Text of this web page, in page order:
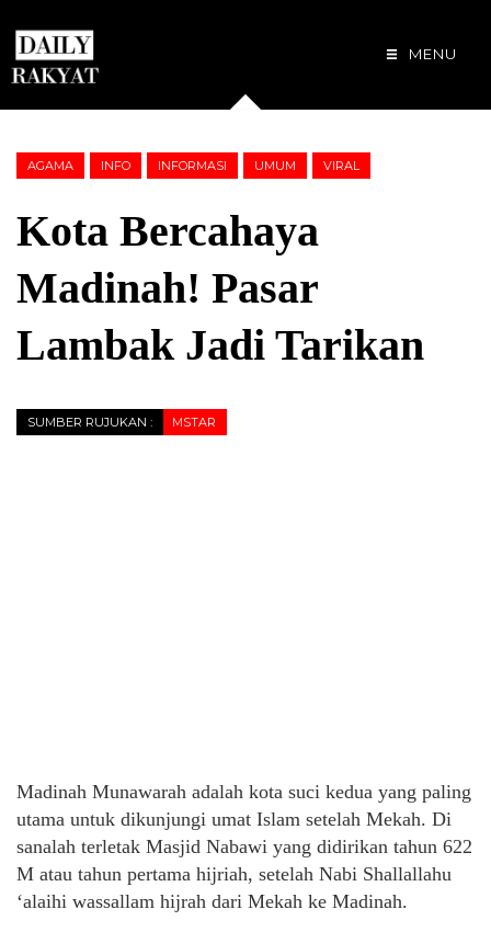
MENU
AGAMA INFO INFORMASI UMUM VIRAL
Kota Bercahaya
Madinah! Pasar
Lambak Jadi Tarikan
SUMBER RUJUKAN : MSTAR
Madinah Munawarah adalah kota suci kedua yang paling
utama untuk dikunjungi umat Islam setelah Mekah. Di
sanalah terletak Masjid Nabawi yang didirikan tahun 622
M atau tahun pertama hijriah, setelah Nabi Shallallahu
‘alaihi wassallam hijrah dari Mekah ke Madinah.